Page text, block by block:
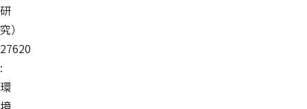
研
究）
27620
:
環
境